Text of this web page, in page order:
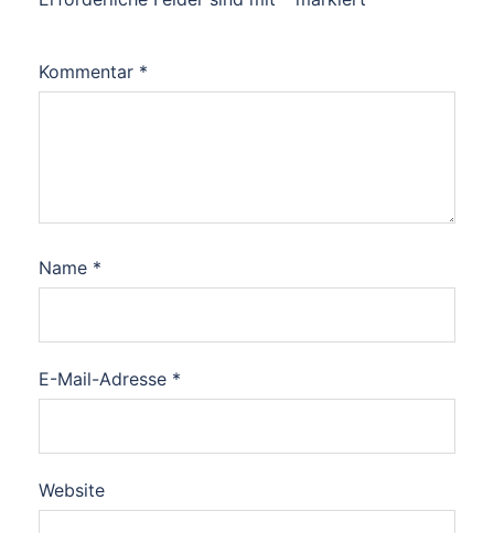
Kommentar *
Name *
E-Mail-Adresse *
Website